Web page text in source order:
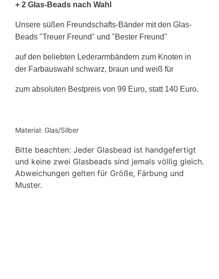
+ 2 Glas-Beads nach Wahl
Unsere süßen Freundschafts-Bänder mit den Glas-
Beads "Treuer Freund" und "Bester Freund"
auf den beliebten Lederarmbändern zum Knoten in
der Farbauswahl schwarz, braun und weiß für
zum absoluten Bestpreis von 99 Euro, statt 140 Euro.
Material: Glas/Silber
Bitte beachten: Jeder Glasbead ist handgefertigt
und keine zwei Glasbeads sind jemals völlig gleich.
Abweichungen gelten für Größe, Färbung und
Muster.